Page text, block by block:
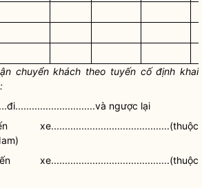
chuyển khách theo tuyến cố định khai
ngược lại